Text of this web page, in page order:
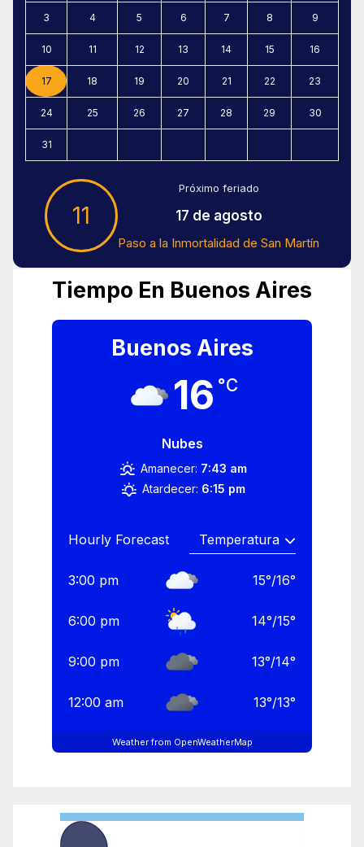
3 4 5 6 7 8 9
10 11 12 13 14 15 16
17 18 19 20 21 22 23
24 25 26 27 28 29 30
31
11
Próximo feriado
17 de agosto
Paso a la Inmortalidad de San Martín
Tiempo En Buenos Aires
Buenos Aires
16 °C
Nubes
Amanecer: 7:43 am
Atardecer: 6:15 pm
Hourly Forecast
3:00 pm 15°/16°
6:00 pm 14°/15°
9:00 pm 13°/14°
12:00 am 13°/13°
Weather from OpenWeatherMap